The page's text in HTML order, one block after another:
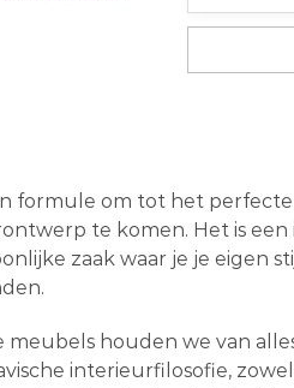
formule om tot het perfecte
te komen. Het is een
zaak waar je je eigen
meubels houden we van
interieurfilosofie, zowel